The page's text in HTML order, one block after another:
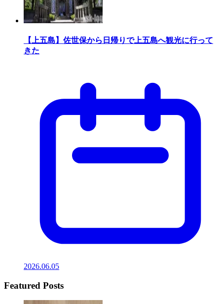
【上五島】佐世保から日帰りで上五島へ観光に行って
きた
2026.06.05
Featured Posts